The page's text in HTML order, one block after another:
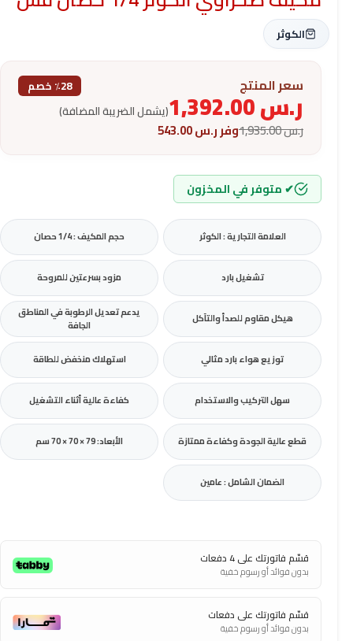
الكوثر
سعر المنتج ٪28 خصم
ر.س (يشمل الضريبة المضافة)
ر.س1,935.00 وفرر.س
✔ متوفر في المخزون
العلامة التجارية : الكوثر حجم المكيف : 1/4 حصان
تشغيل بارد مزود بسرعتين للمروحة
هيكل مقاوم للصدأ والتآكل
يدعم تعديل الرطوبة في المناطق
الجافة
توزيع هواء بارد مثالي استهلاك منخفض للطاقة
سهل التركيب والاستخدام كفاءة عالية أثناء التشغيل
قطع عالية الجودة وكفاءة ممتازة الأبعاد: 79 × 70 × 70 سم
الضمان الشامل : عامين
قسّم فاتورتك على 4 دفعات
بدون فوائد أو رسوم خفية
قسّم فاتورتك على دفعات
بدون فوائد أو رسوم خفية